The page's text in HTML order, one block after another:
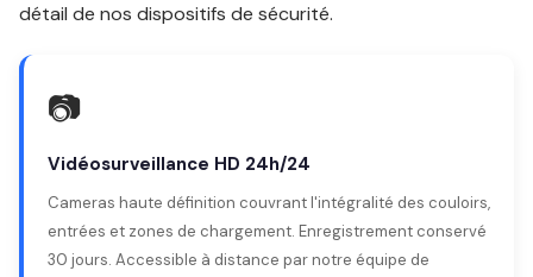
détail de nos dispositifs de sécurité.
📷
Vidéosurveillance HD 24h/24
Cameras haute définition couvrant l'intégralité des couloirs,
entrées et zones de chargement. Enregistrement conservé
30 jours. Accessible à distance par notre équipe de